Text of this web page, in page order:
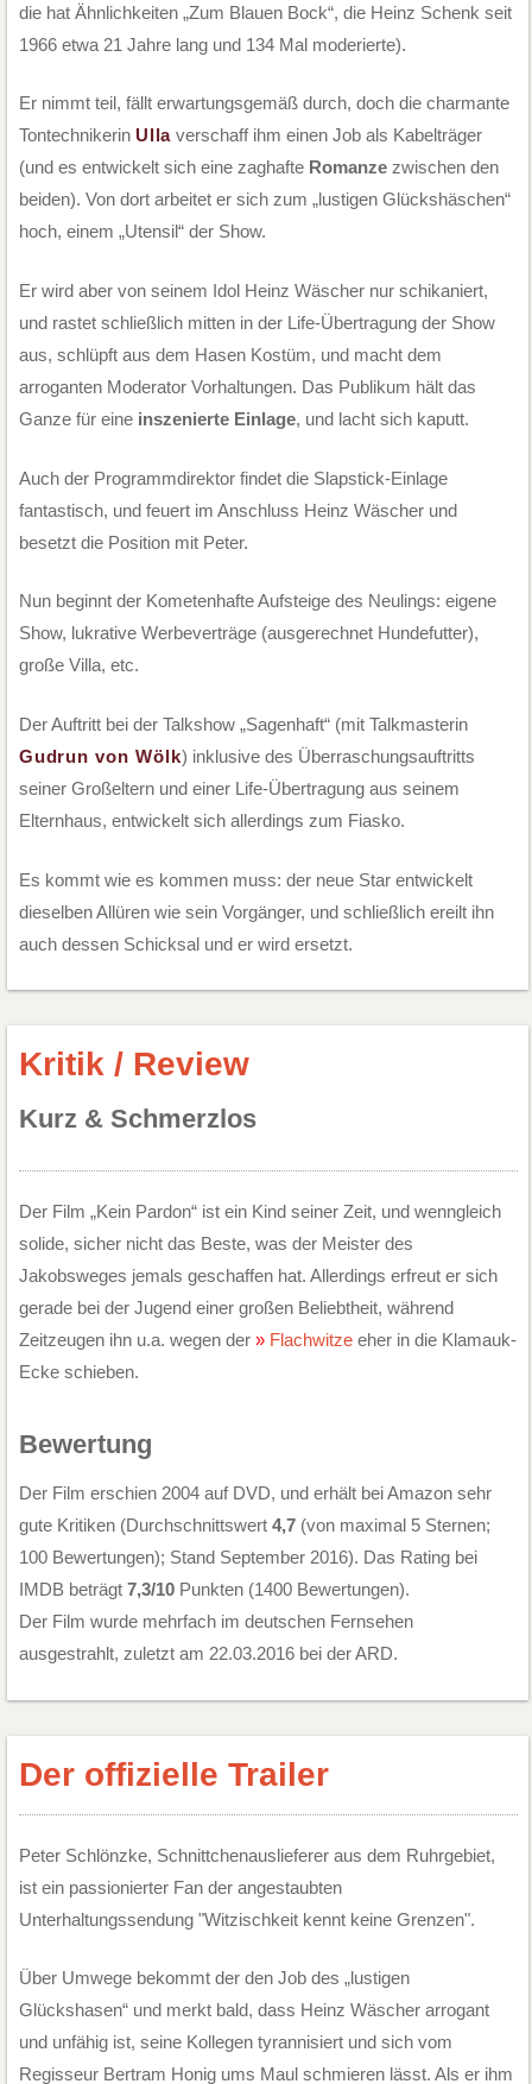
die hat Ähnlichkeiten „Zum Blauen Bock“, die Heinz Schenk seit
1966 etwa 21 Jahre lang und 134 Mal moderierte).
Er nimmt teil, fällt erwartungsgemäß durch, doch die charmante
Tontechnikerin Ulla verschaff ihm einen Job als Kabelträger
(und es entwickelt sich eine zaghafte Romanzezwischen den
beiden). Von dort arbeitet er sich zum „lustigen Glückshäschen“
hoch, einem „Utensil“ der Show.
Er wird aber von seinem Idol Heinz Wäscher nur schikaniert,
und rastet schließlich mitten in der Life-Übertragung der Show
aus, schlüpft aus dem Hasen Kostüm, und macht dem
arroganten Moderator Vorhaltungen. Das Publikum hält das
Ganze für eine inszenierte Einlage, und lacht sich kaputt.
Auch der Programmdirektor findet die Slapstick-Einlage
fantastisch, und feuert im Anschluss Heinz Wäscher und
besetzt die Position mit Peter.
Nun beginnt der Kometenhafte Aufsteige des Neulings: eigene
Show, lukrative Werbeverträge (ausgerechnet Hundefutter),
große Villa, etc.
Der Auftritt bei der Talkshow „Sagenhaft“ (mit Talkmasterin
Gudrun von Wölk) inklusive des Überraschungsauftritts
seiner Großeltern und einer Life-Übertragung aus seinem
Elternhaus, entwickelt sich allerdings zum Fiasko.
Es kommt wie es kommen muss: der neue Star entwickelt
dieselben Allüren wie sein Vorgänger, und schließlich ereilt ihn
auch dessen Schicksal und er wird ersetzt.
Kritik / Review
Kurz & Schmerzlos
Der Film „Kein Pardon“ ist ein Kind seiner Zeit, und wenngleich
solide, sicher nicht das Beste, was der Meister des
Jakobsweges jemals geschaffen hat. Allerdings erfreut er sich
gerade bei der Jugend einer großen Beliebtheit, während
Zeitzeugen ihn u.a. wegen der
Flachwitzeeher in die Klamauk-
Ecke schieben.
Bewertung
Der Film erschien 2004 auf DVD, und erhält bei Amazon sehr
gute Kritiken (Durchschnittswert 4,7(von maximal 5 Sternen;
100 Bewertungen); Stand September 2016). Das Rating bei
IMDB beträgt 7,3/10Punkten (1400 Bewertungen).
Der Film wurde mehrfach im deutschen Fernsehen
ausgestrahlt, zuletzt am 22.03.2016 bei der ARD.
Der offizielle Trailer
Peter Schlönzke, Schnittchenauslieferer aus dem Ruhrgebiet,
ist ein passionierter Fan der angestaubten
Unterhaltungssendung "Witzischkeit kennt keine Grenzen".
Über Umwege bekommt der den Job des „lustigen
Glückshasen“ und merkt bald, dass Heinz Wäscher arrogant
und unfähig ist, seine Kollegen tyrannisiert und sich vom
Regisseur Bertram Honig ums Maul schmieren lässt. Als er ihm